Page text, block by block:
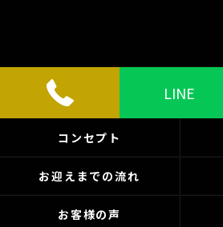
LINE
コンセプト
お迎えまでの流れ
お客様の声